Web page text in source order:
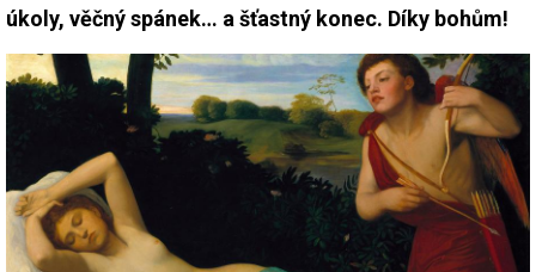
úkoly, věčný spánek… a šťastný konec. Díky bohům!